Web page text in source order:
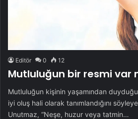
Editör 0 12
Mutluluğun bir resmi var
Mutluluğun kişinin yaşamından
iyi oluş hali olarak tanımlandığını
Unutmaz, “Neşe, huzur veya tatmin…